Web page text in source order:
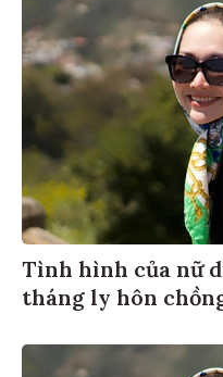
Tình hình của nữ
tháng ly hôn